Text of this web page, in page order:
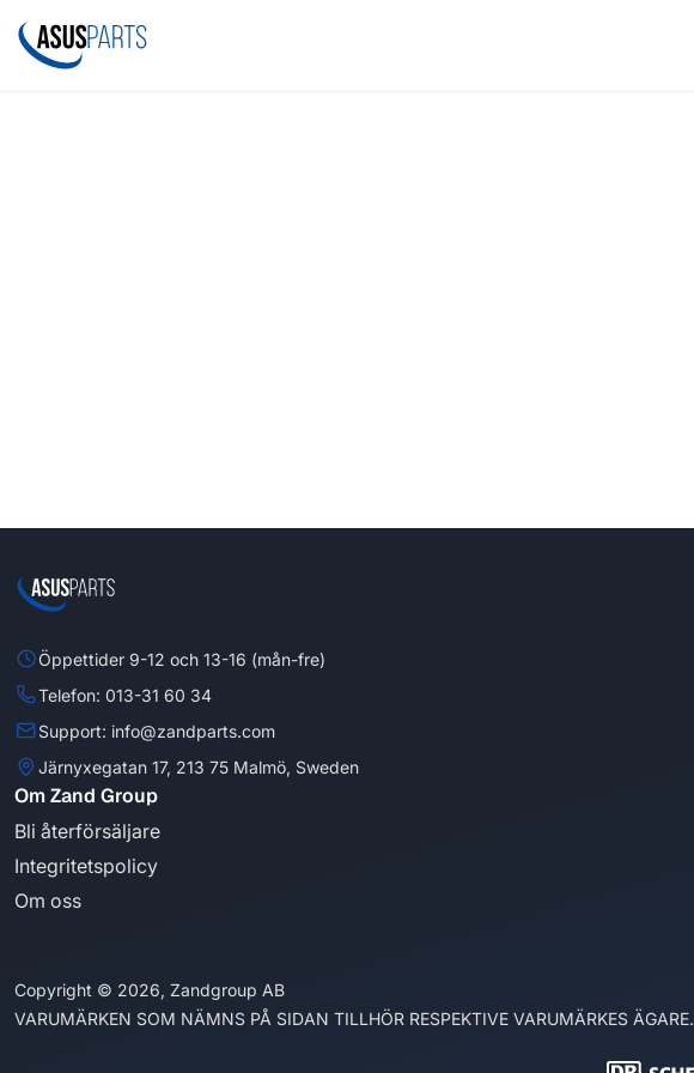
Öppettider 9-12 och 13-16 (mån-fre)
Telefon: 013-31 60 34
Support: info@zandparts.com
Järnyxegatan 17, 213 75 Malmö, Sweden
Om Zand Group
Bli återförsäljare
Integritetspolicy
Om oss
Copyright © 2026, Zandgroup AB
VARUMÄRKEN SOM NÄMNS PÅ SIDAN TILLHÖR RESPEKTIVE VARUMÄRKES ÄGARE.